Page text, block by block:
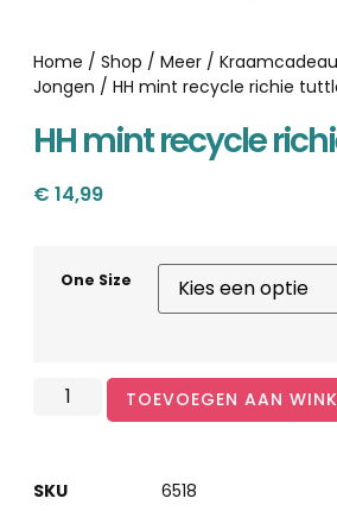
Home / Shop / Meer /
Jongen / HH mint recycle richie
HH mint recycle
€ 14,99
One Size
TOEVOEGEN AAN
SKU
6518